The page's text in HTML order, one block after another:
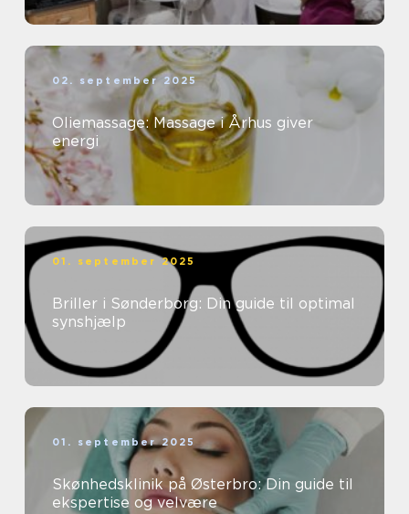
02. september 2025
Oliemassage: Massage i Århus giver
energi
01. september 2025
Briller i Sønderborg: Din guide til optimal
synshjælp
01. september 2025
Skønhedsklinik på Østerbro: Din guide til
ekspertise og velvære